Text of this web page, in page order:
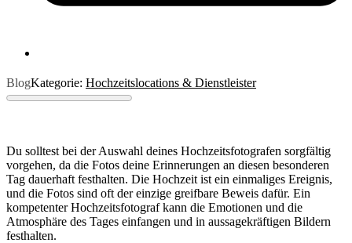
BlogKategorie: Hochzeitslocations & Dienstleister
Du solltest bei der Auswahl deines Hochzeitsfotografen sorgfältig
vorgehen, da die Fotos deine Erinnerungen an diesen besonderen
Tag dauerhaft festhalten. Die Hochzeit ist ein einmaliges Ereignis,
und die Fotos sind oft der einzige greifbare Beweis dafür. Ein
kompetenter Hochzeitsfotograf kann die Emotionen und die
Atmosphäre des Tages einfangen und in aussagekräftigen Bildern
festhalten.